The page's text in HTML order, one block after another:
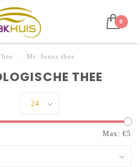
0
Mr. Jones thee
THEE
Max: €5